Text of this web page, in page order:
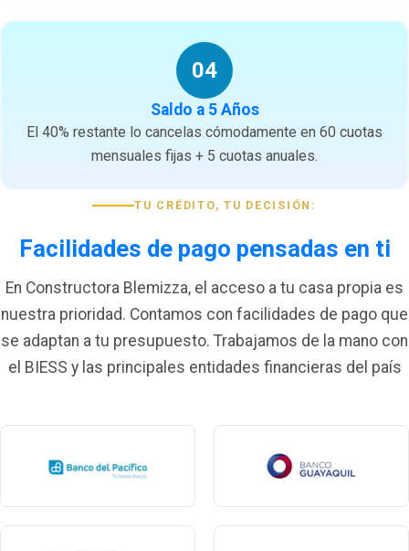
04
Saldo a 5 Años
El 40% restante lo cancelas cómodamente en 60 cuotas
mensuales fijas + 5 cuotas anuales.
TU CRÉDITO, TU DECISIÓN:
Facilidades de pago pensadas en ti
En Constructora Blemizza, el acceso a tu casa propia es
nuestra prioridad. Contamos con facilidades de pago que
se adaptan a tu presupuesto. Trabajamos de la mano con
el BIESS y las principales entidades financieras del país